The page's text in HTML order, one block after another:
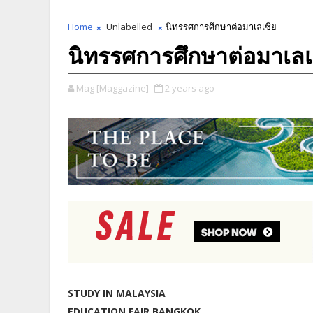
Home Unlabelled นิทรรศการศึกษาต่อมาเลเซีย
นิทรรศการศึกษาต่อมาเล
Mag [Maggazine] 2 years ago
STUDY IN MALAYSIA